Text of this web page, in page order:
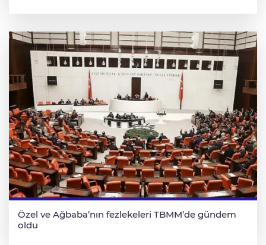
Özel ve Ağbaba’nın fezlekeleri TBMM’de gündem
oldu